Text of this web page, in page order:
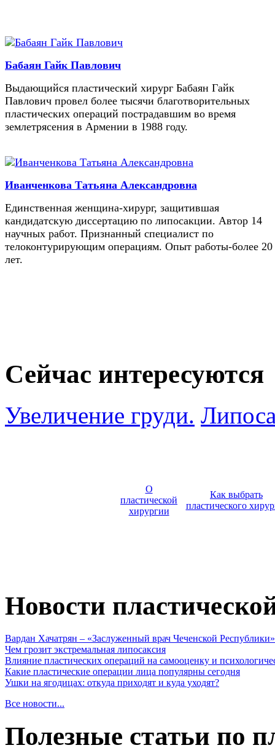
Бабаян Гайк Павлович
Выдающийся пластический хирург Бабаян Гайк
Павлович провел более тысячи благотворительных
пластических операций пострадавшим во время
землетрясения в Армении в 1988 году.
Иванченкова Татьяна Александровна
Единственная женщина-хирург, защитившая
кандидатскую диссертацию по липосакции. Автор 14
научных работ. Признанный специалист по
телоконтурирующим операциям. Опыт работы-более 20
лет.
Сейчас интересуются
Увеличение груди.
О
пластической
хирургии
Как выбрать
пластического
Новости
Вардан Хачатрян – «Заслуженный врач Чеченской Республики»
Чем грозит экстремальная липосаксия
Влияние пластических операций на самооценку и
Какие пластические операции лица популярны сегодня
Ушки на ягодицах: откуда приходят и куда уходят?
Все новости...
Полезные статьи по